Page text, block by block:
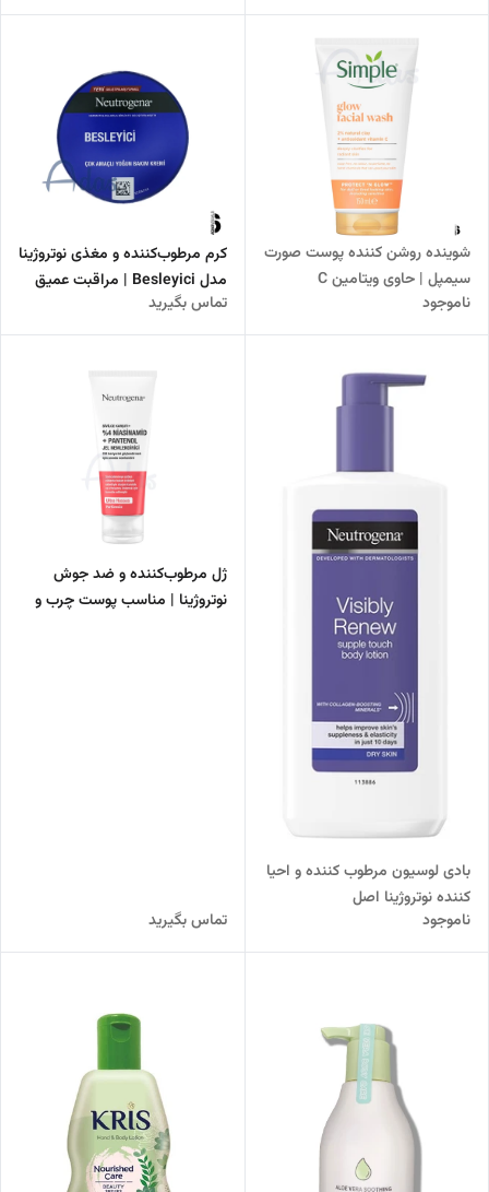
شوینده روشن کننده پوست صورت
سیمپل | حاوی ویتامین C
ناموجود
کرم مرطوب‌کننده و مغذی نوتروژینا
مدل Besleyici | مراقبت عمیق
پوست های بسیار خشک
تماس بگیرید
بادی لوسیون مرطوب کننده و احیا
کننده نوتروژینا اصل
ناموجود
ژل مرطوب‌کننده و ضد جوش
نوتروژینا | مناسب پوست چرب و
تماس بگیرید